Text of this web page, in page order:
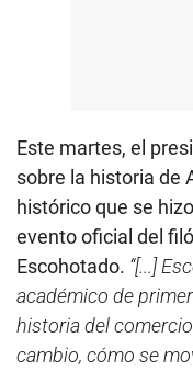
Este martes, el
sobre la historia de
histórico que se
evento oficial del
Escohotado. “[...]
académico de
historia del
cambio, cómo se